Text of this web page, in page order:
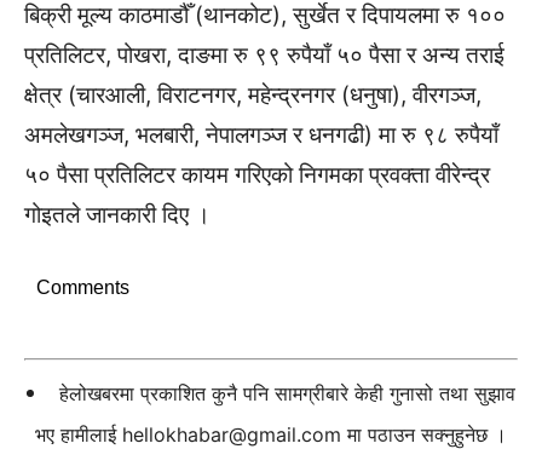
बिक्री मूल्य काठमाडौँ (थानकोट), सुर्खेत र दिपायलमा रु १००
प्रतिलिटर, पोखरा, दाङमा रु ९९ रुपैयाँ ५० पैसा र अन्य तराई
क्षेत्र (चारआली, विराटनगर, महेन्द्रनगर (धनुषा), वीरगञ्ज,
अमलेखगञ्ज, भलबारी, नेपालगञ्ज र धनगढी) मा रु ९८ रुपैयाँ
५० पैसा प्रतिलिटर कायम गरिएको निगमका प्रवक्ता वीरेन्द्र
गोइतले जानकारी दिए ।
Comments
हेलोखबरमा प्रकाशित कुनै पनि सामग्रीबारे केही गुनासो तथा सुझाव
भए हामीलाई hellokhabar@gmail.com मा पठाउन सक्नुहुनेछ ।